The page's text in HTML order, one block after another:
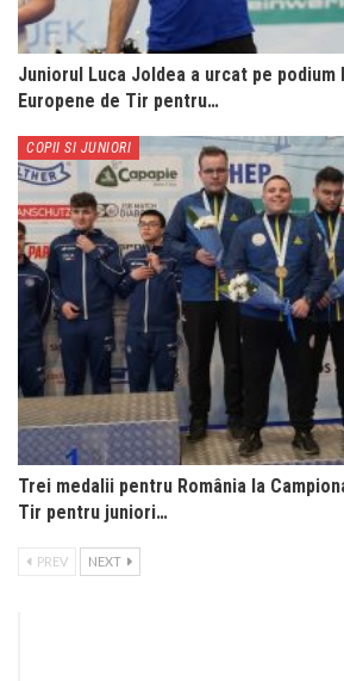
Juniorul Luca Joldea a urcat pe podium
Europene de Tir pentru…
COPII SI JUNIORI
Trei medalii pentru România la
Tir pentru juniori…
PREV NEXT